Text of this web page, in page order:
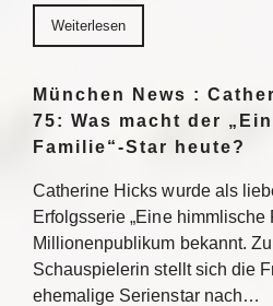
Weiterlesen
München News :
75: Was macht der
Familie“-Star heute?
Catherine Hicks wurde als
Erfolgsserie „Eine himmlische
Millionenpublikum bekannt.
Schauspielerin stellt sich die
ehemalige Serienstar nach…